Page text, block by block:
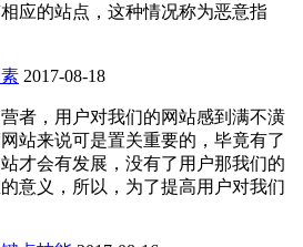
应的站点，这种情况称为恶意指
2017-08-18
者，用户对我们的网站感到满不潢
站来说可是置关重要的，毕竟有了
才会有发展，没有了用户那我们的
意义，所以，为了提高用户对我们